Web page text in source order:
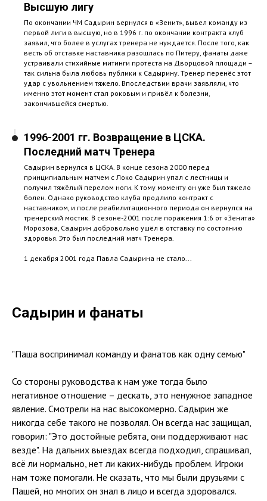
Высшую лигу
По окончании ЧМ Садырин вернулся в «Зенит», вывел команду из
первой лиги в высшую, но в 1996 г. по окончании контракта клуб
заявил, что более в услугах тренера не нуждается. После того, как
весть об отставке наставника разошлась по Питеру, фанаты даже
устраивали стихийные митинги протеста на Дворцовой площади –
так сильна была любовь публики к Садырину. Тренер перенёс этот
удар с увольнением тяжело. Впоследствии врачи заявляли, что
именно этот момент стал роковым и привёл к болезни,
закончившейся смертью.
1996-2001 гг. Возвращение в ЦСКА.
Последний матч Тренера
Садырин вернулся в ЦСКА. В конце сезона 2000 перед
принципиальным матчем с Локо Садырин упал с лестницы и
получил тяжёлый перелом ноги. К тому моменту он уже был тяжело
болен. Однако руководство клуба продлило контракт с
наставником, и после реабилитационного периода он вернулся на
тренерский мостик. В сезоне-2001 после поражения 1:6 от «Зенита»
Морозова, Садырин добровольно ушёл в отставку по состоянию
здоровья. Это был последний матч Тренера.
1 декабря 2001 года Павла Садырина не стало...
Садырин и фанаты
"Паша воспринимал команду и фанатов как одну семью"
Со стороны руководства к нам уже тогда было
негативное отношение – дескать, это ненужное западное
явление. Смотрели на нас высокомерно. Садырин же
никогда себе такого не позволял. Он всегда нас защищал,
говорил: "Это достойные ребята, они поддерживают нас
везде". На дальних выездах всегда подходил, спрашивал,
всё ли нормально, нет ли каких-нибудь проблем. Игроки
нам тоже помогали. Не сказать, что мы были друзьями с
Пашей, но многих он знал в лицо и всегда здоровался.